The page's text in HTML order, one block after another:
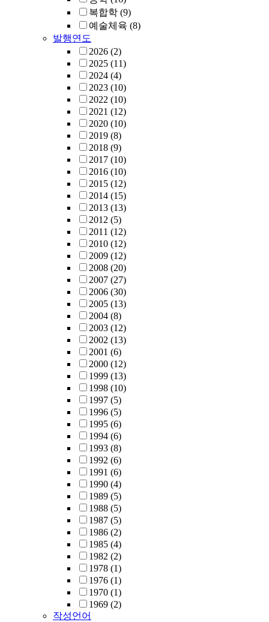
복합학 (9)
예술체육 (8)
발행연도
2026 (2)
2025 (11)
2024 (4)
2023 (10)
2022 (10)
2021 (12)
2020 (10)
2019 (8)
2018 (9)
2017 (10)
2016 (10)
2015 (12)
2014 (15)
2013 (13)
2012 (5)
2011 (12)
2010 (12)
2009 (12)
2008 (20)
2007 (27)
2006 (30)
2005 (13)
2004 (8)
2003 (12)
2002 (13)
2001 (6)
2000 (12)
1999 (13)
1998 (10)
1997 (5)
1996 (5)
1995 (6)
1994 (6)
1993 (8)
1992 (6)
1991 (6)
1990 (4)
1989 (5)
1988 (5)
1987 (5)
1986 (2)
1985 (4)
1982 (2)
1978 (1)
1976 (1)
1970 (1)
1969 (2)
작성언어